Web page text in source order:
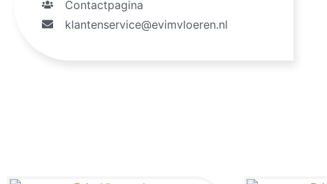
Contactpagina
klantenservice@evimvloeren.nl